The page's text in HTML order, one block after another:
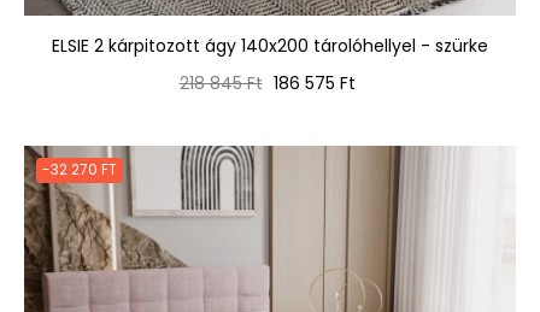
ELSIE 2 kárpitozott ágy 140x200 tárolóhellyel - szürke
Normál
218 845 Ft Ár
186 575 Ft
-32 270 FT